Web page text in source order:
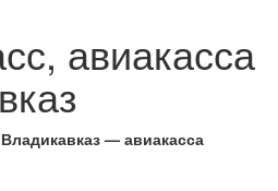
авиакасса
— авиакасса